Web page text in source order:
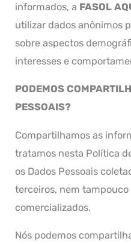
informados, a FASOL
utilizar dados anônimos
sobre aspectos
interesses e
PODEMOS
PESSOAIS?
Compartilhamos as
tratamos nesta Política
os Dados Pessoais
terceiros, nem
comercializados.
Nós podemos